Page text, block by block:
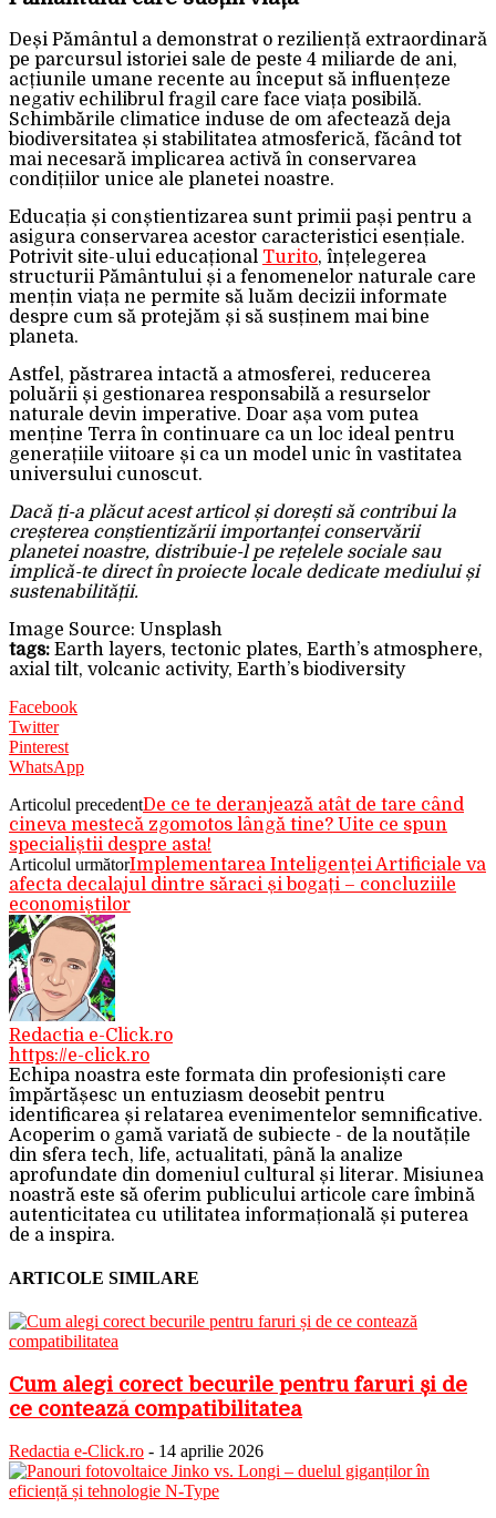
Deși Pământul a demonstrat o reziliență extraordinară
pe parcursul istoriei sale de peste 4 miliarde de ani,
acțiunile umane recente au început să influențeze
negativ echilibrul fragil care face viața posibilă.
Schimbările climatice induse de om afectează deja
biodiversitatea și stabilitatea atmosferică, făcând tot
mai necesară implicarea activă în conservarea
condițiilor unice ale planetei noastre.
Educația și conștientizarea sunt primii pași pentru a
asigura conservarea acestor caracteristici esențiale.
Potrivit site-ului educațional Turito, înțelegerea
structurii Pământului și a fenomenelor naturale care
mențin viața ne permite să luăm decizii informate
despre cum să protejăm și să susținem mai bine
planeta.
Astfel, păstrarea intactă a atmosferei, reducerea
poluării și gestionarea responsabilă a resurselor
naturale devin imperative. Doar așa vom putea
menține Terra în continuare ca un loc ideal pentru
generațiile viitoare și ca un model unic în vastitatea
universului cunoscut.
Dacă ți-a plăcut acest articol și dorești să contribui la
creșterea conștientizării importanței conservării
planetei noastre, distribuie-l pe rețelele sociale sau
implică-te direct în proiecte locale dedicate mediului și
sustenabilității.
Image Source: Unsplash
tags: Earth layers, tectonic plates, Earth’s atmosphere,
axial tilt, volcanic activity, Earth’s biodiversity
Facebook
Twitter
Pinterest
WhatsApp
Articolul precedentDe ce te deranjează atât de tare când
cineva mestecă zgomotos lângă tine? Uite ce spun
specialiștii despre asta!
Articolul următorImplementarea Inteligenței Artificiale va
afecta decalajul dintre săraci și bogați – concluziile
economiștilor
Redactia e-Click.ro
https://e-click.ro
Echipa noastra este formata din profesioniști care
împărtășesc un entuziasm deosebit pentru
identificarea și relatarea evenimentelor semnificative.
Acoperim o gamă variată de subiecte - de la noutățile
din sfera tech, life, actualitati, până la analize
aprofundate din domeniul cultural și literar. Misiunea
noastră este să oferim publicului articole care îmbină
autenticitatea cu utilitatea informațională și puterea
de a inspira.
ARTICOLE SIMILARE
Cum alegi corect becurile pentru faruri și de
ce contează compatibilitatea
Redactia e-Click.ro - 14 aprilie 2026